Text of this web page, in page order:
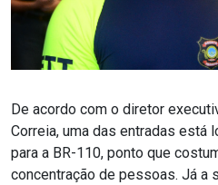
De acordo com o diretor
Correia, uma das entradas está
para a BR-110, ponto que
concentração de pessoas. Já a